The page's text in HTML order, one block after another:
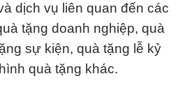
dịch vụ liên quan đến các
tặng doanh nghiệp, quà
sự kiện, quà tặng lễ kỷ
quà tặng khác.